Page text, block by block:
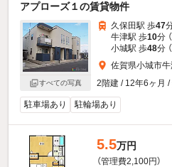
アプローズ１の賃貸物件
すべての写真
久保田駅 歩47
牛津駅 歩10分
小城駅 歩48分
佐賀県小城市
2階建 / 12年6ヶ月 /
駐車場あり 駐輪場あり
5.5万円
（管理費2,100円）